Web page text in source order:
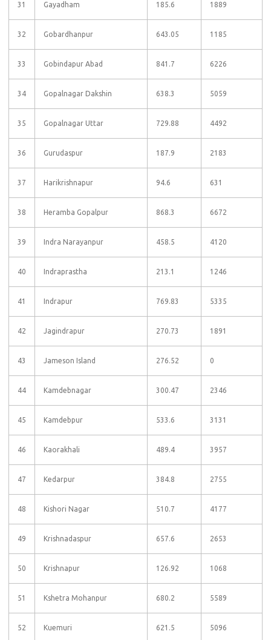
31 Gayadham 185.6 1889
32 Gobardhanpur 643.05 1185
33 Gobindapur Abad 841.7 6226
34 Gopalnagar Dakshin 638.3 5059
35 Gopalnagar Uttar 729.88 4492
36 Gurudaspur 187.9 2183
37 Harikrishnapur 94.6 631
38 Heramba Gopalpur 868.3 6672
39 Indra Narayanpur 458.5 4120
40 Indraprastha 213.1 1246
41 Indrapur 769.83 5335
42 Jagindrapur 270.73 1891
43 Jameson Island 276.52 0
44 Kamdebnagar 300.47 2346
45 Kamdebpur 533.6 3131
46 Kaorakhali 489.4 3957
47 Kedarpur 384.8 2755
48 Kishori Nagar 510.7 4177
49 Krishnadaspur 657.6 2653
50 Krishnapur 126.92 1068
51 Kshetra Mohanpur 680.2 5589
52 Kuemuri 621.5 5096